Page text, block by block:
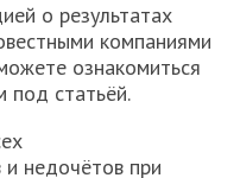
о результатах
компаниями
ознакомиться
под статьёй.
недочётов при